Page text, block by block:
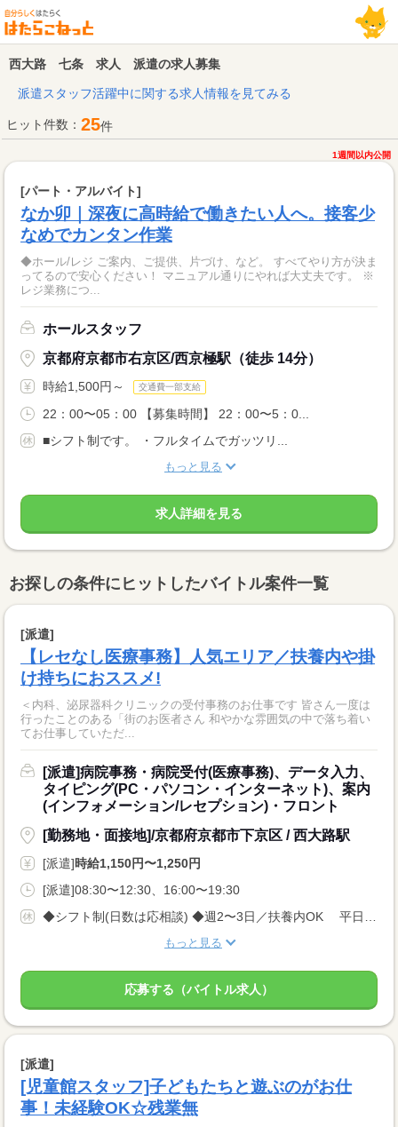
西大路 七条 求人 派遣の求人募集
派遣スタッフ活躍中に関する求人情報を見てみる
ヒット件数： 25件
1週間以内公開
[パート・アルバイト]
なか卯｜深夜に高時給で働きたい人へ。接客少
なめでカンタン作業
◆ホール/レジ ご案内、ご提供、片づけ、など。 すべてやり方が決ま
ってるので安心ください！ マニュアル通りにやれば大丈夫です。 ※
レジ業務につ...
ホールスタッフ
京都府京都市右京区/西京極駅（徒歩 14分）
時給1,500円～ 交通費一部支給
22：00〜05：00 【募集時間】 22：00〜5：0...
■シフト制です。 ・フルタイムでガッツリ...
もっと見る
求人詳細を見る
お探しの条件にヒットしたバイトル案件一覧
[派遣]
【レセなし医療事務】人気エリア／扶養内や掛
け持ちにおススメ!
＜内科、泌尿器科クリニックの受付事務のお仕事です 皆さん一度は
行ったことのある「街のお医者さん 和やかな雰囲気の中で落ち着い
てお仕事していただ...
[派遣]病院事務・病院受付(医療事務)、データ入力、
タイピング(PC・パソコン・インターネット)、案内
(インフォメーション/レセプション)・フロント
[勤務地・面接地]/京都府京都市下京区 / 西大路駅
[派遣]時給1,150円〜1,250円
[派遣]08:30〜12:30、16:00〜19:30
◆シフト制(日数は応相談) ◆週2〜3日／扶養内OK 平日・土日祝のみ勤務もOK 『仕事に慣れてから日数を増やしたい』もOK! ◆有給休暇 ◆希望休も事前申請で取得OK
もっと見る
応募する（バイトル求人）
[派遣]
[児童館スタッフ]子どもたちと遊ぶのがお仕
事！未経験OK☆残業無